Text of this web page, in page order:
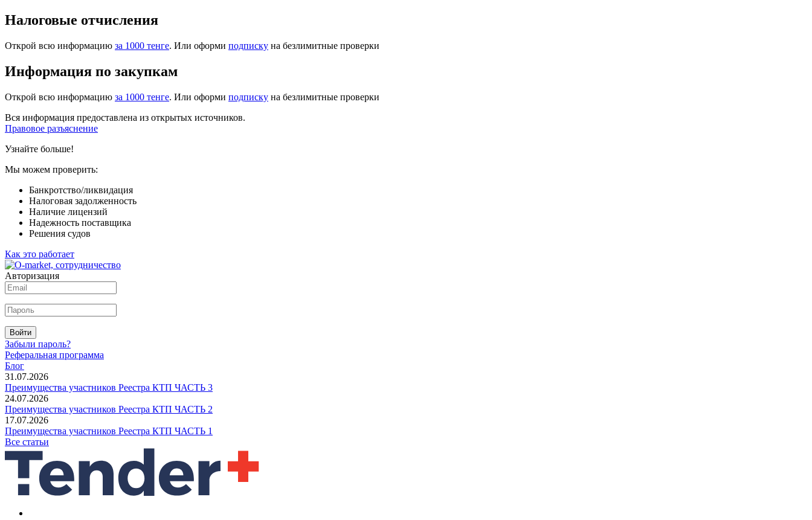
Налоговые отчисления
Открой всю информацию за 1000 тенге. Или оформи подписку на безлимитные проверки
Информация по закупкам
Открой всю информацию за 1000 тенге. Или оформи подписку на безлимитные проверки
Вся информация предоставлена из открытых источников.
Правовое разъяснение
Узнайте больше!
Мы можем проверить:
Банкротство/ликвидация
Налоговая задолженность
Наличие лицензий
Надежность поставщика
Решения судов
Как это работает
Авторизация
Войти
Забыли пароль?
Реферальная программа
Блог
31.07.2026
Преимущества участников Реестра КТП ЧАСТЬ 3
24.07.2026
Преимущества участников Реестра КТП ЧАСТЬ 2
17.07.2026
Преимущества участников Реестра КТП ЧАСТЬ 1
Все статьи